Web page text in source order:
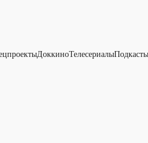
ДоккиноТелесериалыПодкасты